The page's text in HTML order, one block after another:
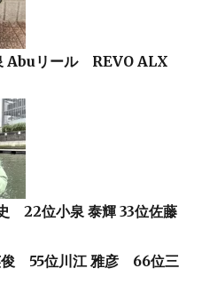
Abuリール REVO ALX
22位小泉 泰輝 33位佐藤
位川江 雅彦 66位三